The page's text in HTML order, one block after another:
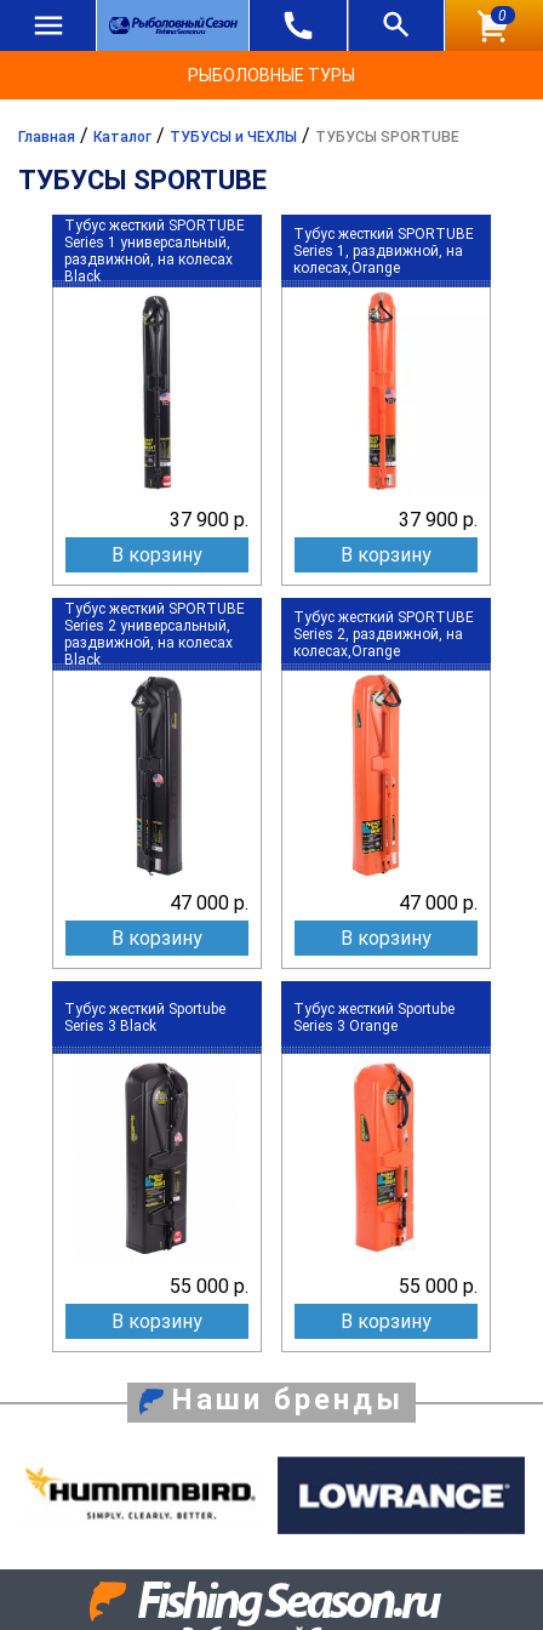
0
РЫБОЛОВНЫЕ ТУРЫ
Главная / Каталог / ТУБУСЫ и ЧЕХЛЫ / ТУБУСЫ SPORTUBE
ТУБУСЫ SPORTUBE
Тубус жесткий SPORTUBE
Series 1 универсальный,
раздвижной, на колесах
Black
37 900 р.
В корзину
Тубус жесткий SPORTUBE
Series 1, раздвижной, на
колесах,Orange
37 900 р.
В корзину
Тубус жесткий SPORTUBE
Series 2 универсальный,
раздвижной, на колесах
Black
47 000 р.
В корзину
Тубус жесткий SPORTUBE
Series 2, раздвижной, на
колесах,Orange
47 000 р.
В корзину
Тубус жесткий Sportube
Series 3 Black
55 000 р.
В корзину
Тубус жесткий Sportube
Series 3 Orange
55 000 р.
В корзину
Наши бренды